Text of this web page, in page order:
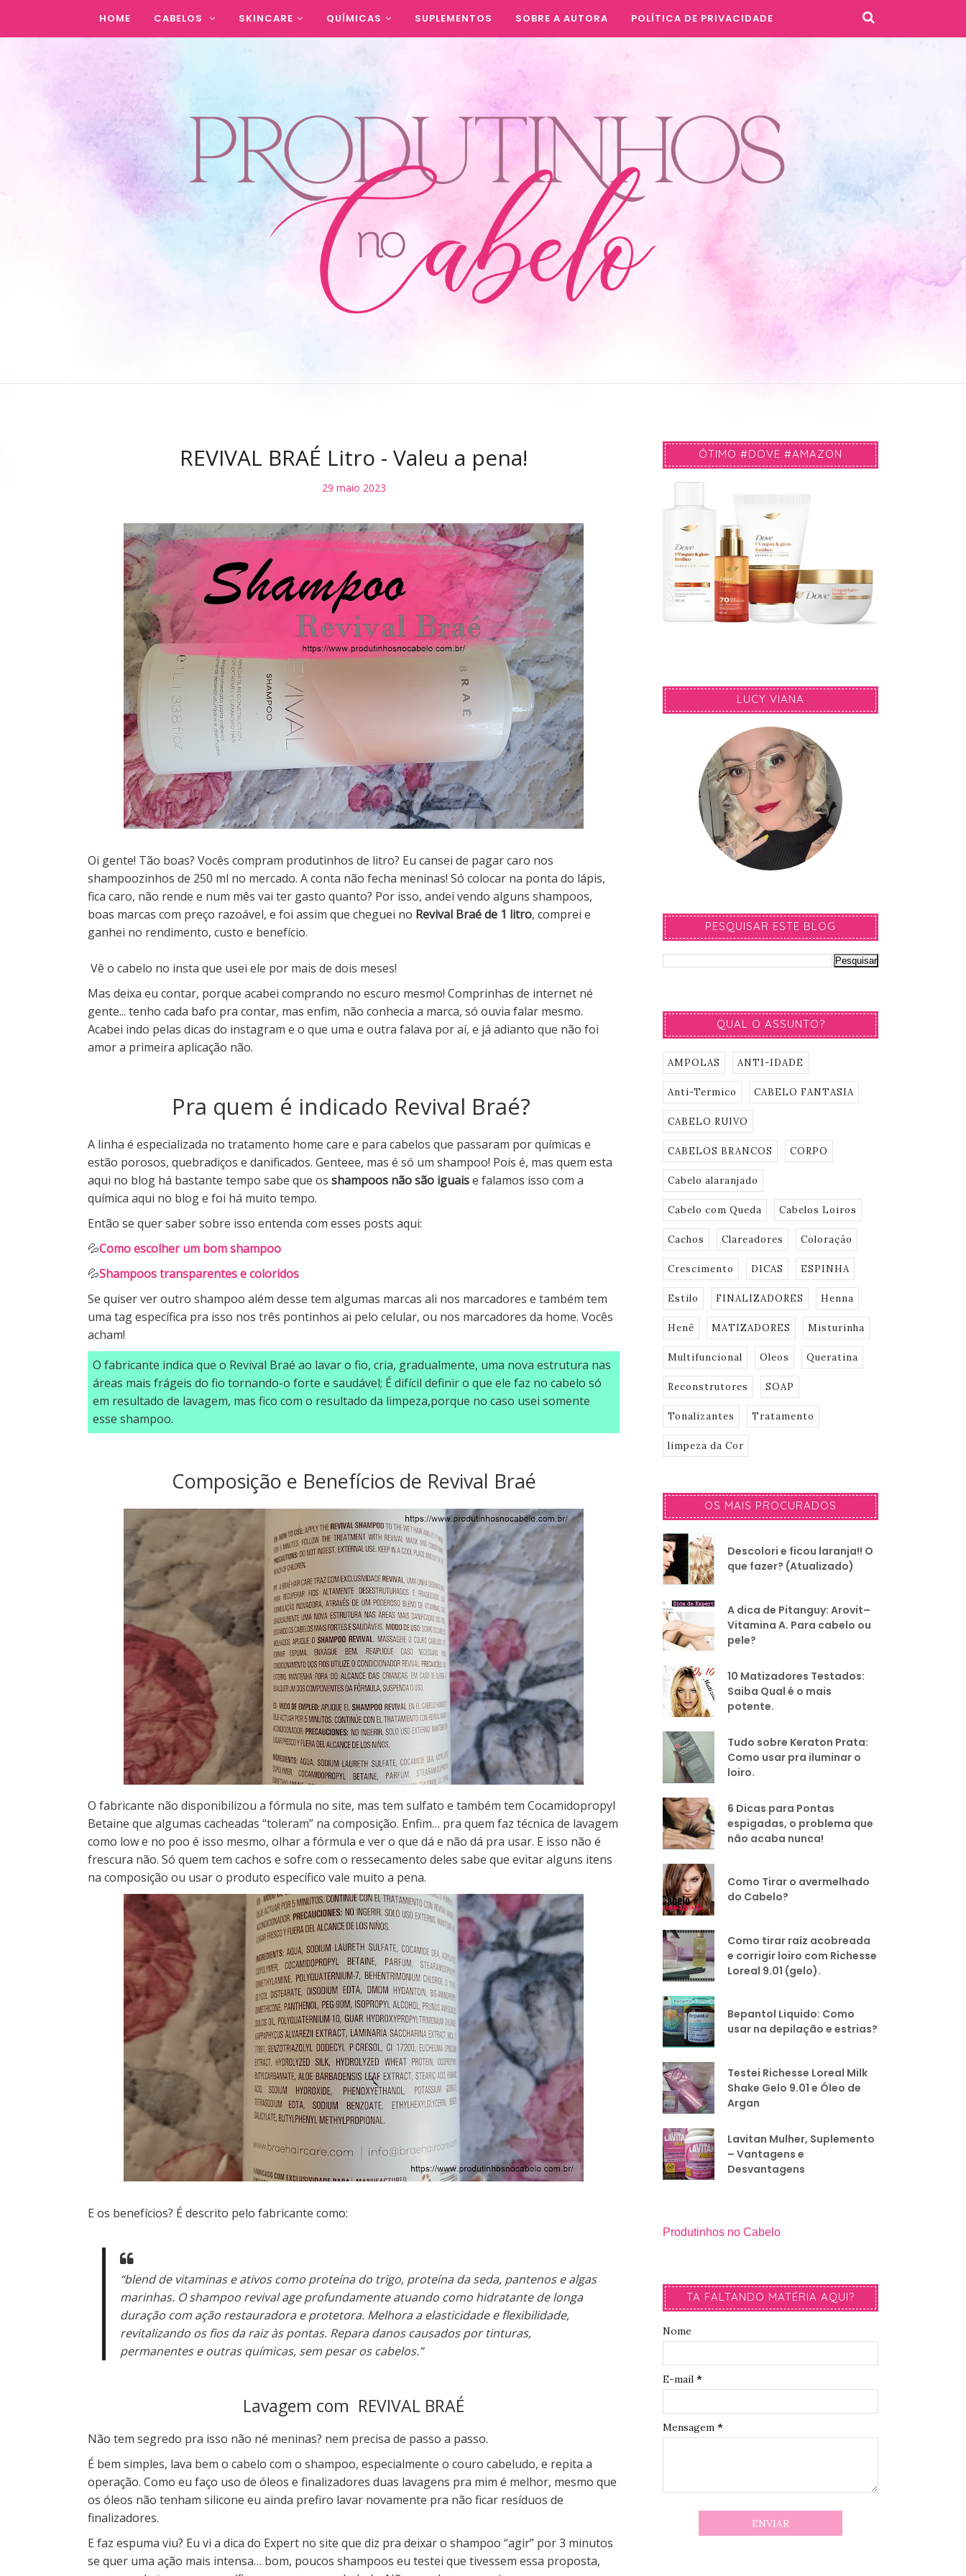
HOME CABELOS SKINCARE QUÍMICAS SUPLEMENTOS SOBRE A AUTORA POLÍTICA DE PRIVACIDADE
REVIVAL BRAÉ Litro - Valeu a pena!
29 maio 2023
Oi gente! Tão boas? Vocês compram produtinhos de litro? Eu cansei de pagar caro nos
shampoozinhos de 250 ml no mercado. A conta não fecha meninas! Só colocar na ponta do lápis,
fica caro, não rende e num mês vai ter gasto quanto? Por isso, andei vendo alguns shampoos,
boas marcas com preço razoável, e foi assim que cheguei no Revival Braé de 1 litro, comprei e
ganhei no rendimento, custo e benefício.
Vê o cabelo no insta que usei ele por mais de dois meses!
Mas deixa eu contar, porque acabei comprando no escuro mesmo! Comprinhas de internet né
gente... tenho cada bafo pra contar, mas enfim, não conhecia a marca, só ouvia falar mesmo.
Acabei indo pelas dicas do instagram e o que uma e outra falava por aí, e já adianto que não foi
amor a primeira aplicação não.
Pra quem é indicado Revival Braé?
A linha é especializada no tratamento home care e para cabelos que passaram por químicas e
estão porosos, quebradiços e danificados. Genteee, mas é só um shampoo! Pois é, mas quem esta
aqui no blog há bastante tempo sabe que os shampoos não são iguaise falamos isso com a
química aqui no blog e foi há muito tempo.
Então se quer saber sobre isso entenda com esses posts aqui:
💦Como escolher um bom shampoo
💦Shampoos transparentes e coloridos
Se quiser ver outro shampoo além desse tem algumas marcas ali nos marcadores e também tem
uma tag específica pra isso nos três pontinhos ai pelo celular, ou nos marcadores da home. Vocês
acham!
O fabricante indica que o Revival Braé ao lavar o fio, cria, gradualmente, uma nova estrutura nas
áreas mais frágeis do fio tornando-o forte e saudável; É difícil definir o que ele faz no cabelo só
em resultado de lavagem, mas fico com o resultado da limpeza,porque no caso usei somente
esse shampoo.
Composição e Benefícios de Revival Braé
O fabricante não disponibilizou a fórmula no site, mas tem sulfato e também tem Cocamidopropyl
Betaine que algumas cacheadas “toleram” na composição. Enfim… pra quem faz técnica de lavagem
como low e no poo é isso mesmo, olhar a fórmula e ver o que dá e não dá pra usar. E isso não é
frescura não. Só quem tem cachos e sofre com o ressecamento deles sabe que evitar alguns itens
na composição ou usar o produto específico vale muito a pena.
E os benefícios? É descrito pelo fabricante como:
“blend de vitaminas e ativos como proteína do trigo, proteína da seda, pantenos e algas
marinhas. O shampoo revival age profundamente atuando como hidratante de longa
duração com ação restauradora e protetora. Melhora a elasticidade e flexibilidade,
revitalizando os fios da raiz às pontas. Repara danos causados por tinturas,
permanentes e outras químicas, sem pesar os cabelos.”
Lavagem com REVIVAL BRAÉ
Não tem segredo pra isso não né meninas? nem precisa de passo a passo.
É bem simples, lava bem o cabelo com o shampoo, especialmente o couro cabeludo, e repita a
operação. Como eu faço uso de óleos e finalizadores duas lavagens pra mim é melhor, mesmo que
os óleos não tenham silicone eu ainda prefiro lavar novamente pra não ficar resíduos de
finalizadores.
E faz espuma viu? Eu vi a dica do Expert no site que diz pra deixar o shampoo “agir” por 3 minutos
se quer uma ação mais intensa… bom, poucos shampoos eu testei que tivessem essa proposta,
ÓTIMO #DOVE #AMAZON
LUCY VIANA
PESQUISAR ESTE BLOG
QUAL O ASSUNTO?
AMPOLAS ANTI-IDADE
Anti-Termico CABELO FANTASIA
CABELO RUIVO
CABELOS BRANCOS CORPO
Cabelo alaranjado
Cabelo com Queda Cabelos Loiros
Cachos Clareadores Coloração
Crescimento DICAS ESPINHA
Estilo FINALIZADORES Henna
Henê MATIZADORES Misturinha
Multifuncional Oleos Queratina
Reconstrutores SOAP
Tonalizantes Tratamento
limpeza da Cor
OS MAIS PROCURADOS
Descolori e ficou laranja!! O
que fazer? (Atualizado)
A dica de Pitanguy: Arovit–
Vitamina A. Para cabelo ou
pele?
10 Matizadores Testados:
Saiba Qual é o mais
potente.
Tudo sobre Keraton Prata:
Como usar pra iluminar o
loiro.
6 Dicas para Pontas
espigadas, o problema que
não acaba nunca!
Como Tirar o avermelhado
do Cabelo?
Como tirar raíz acobreada
e corrigir loiro com Richesse
Loreal 9.01 (gelo).
Bepantol Liquido: Como
usar na depilação e estrias?
Testei Richesse Loreal Milk
Shake Gelo 9.01 e Óleo de
Argan
Lavitan Mulher, Suplemento
– Vantagens e
Desvantagens
Produtinhos no Cabelo
TA FALTANDO MATÉRIA AQUI?
Nome
E-mail *
Mensagem *